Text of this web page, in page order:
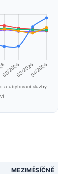
MEZIMĚSÍČNĚ